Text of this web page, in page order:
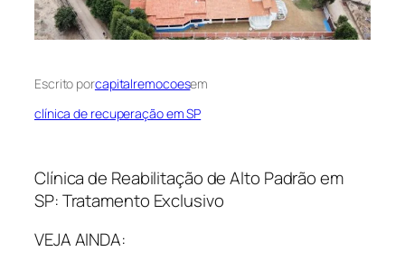
Escrito porcapitalremocoesem
clínica de recuperação em SP
Clínica de Reabilitação de Alto Padrão em
SP: Tratamento Exclusivo
VEJA AINDA: